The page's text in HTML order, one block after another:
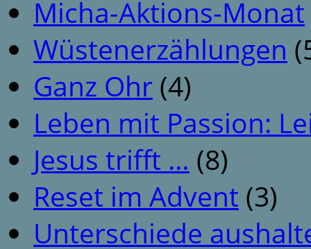
Micha-Aktions-Monat
Wüstenerzählungen
Ganz Ohr (4)
Leben mit Passion:
Jesus trifft … (8)
Reset im Advent (3)
Unterschiede